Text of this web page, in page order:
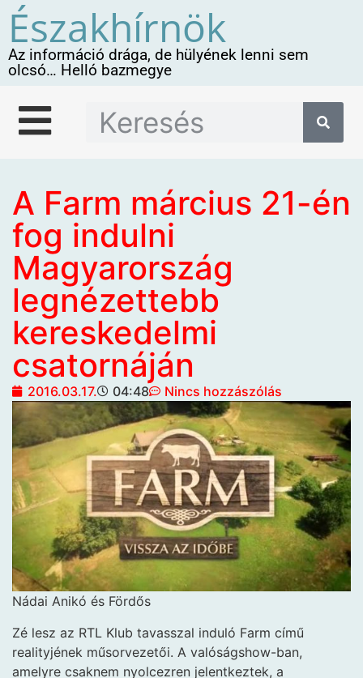
Északhírnök
Az információ drága, de hülyének lenni sem
olcsó… Helló bazmegye
A Farm március 21-én
fog indulni
Magyarország
legnézettebb
kereskedelmi
csatornáján
2016.03.17. 04:48 Nincs hozzászólás
Nádai Anikó és Fördős
Zé lesz az RTL Klub tavasszal induló Farm című
realityjének műsorvezetői. A valóságshow-ban,
amelyre csaknem nyolcezren jelentkeztek, a